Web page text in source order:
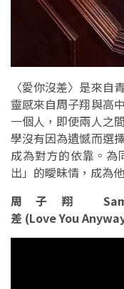
〈愛你沒差〉是來自
靈感來自周子翔與高
一個人，即使兩人之
學沒有因為遺憾而選
成為對方的依靠。為
出」的曖昧情，成為
周子翔
差 (Love You